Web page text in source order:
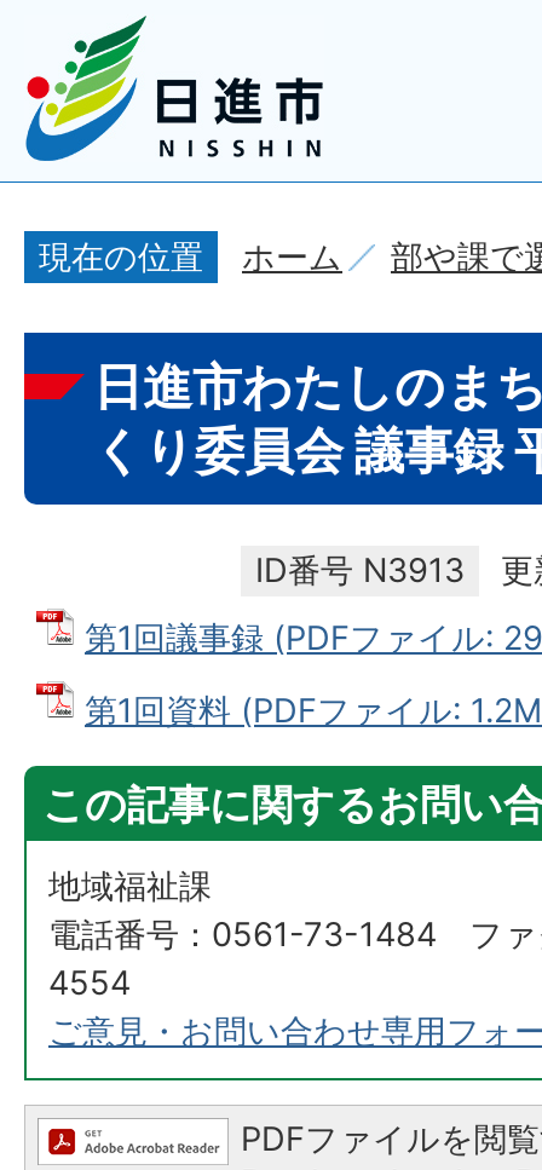
現在の位置 ホーム 部や課で
日進市わたしのま
くり委員会 議事録
ID番号 N3913
第1回議事録 (PDFファイル:
第1回資料 (PDFファイル:
この記事に関するお問い
地域福祉課
電話番号：0561-73-1484 フ
4554
ご意見・お問い合わせ専用フォ
PDFファイルを閲